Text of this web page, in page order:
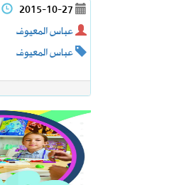
2015-10-27
عباس المعيوف
عباس المعيوف